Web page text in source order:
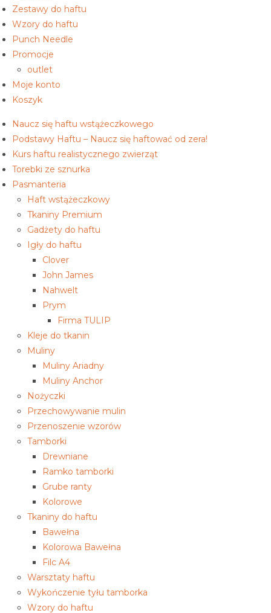
Zestawy do haftu
Wzory do haftu
Punch Needle
Promocje
outlet
Moje konto
Koszyk
Naucz się haftu wstążeczkowego
Podstawy Haftu – Naucz się haftować od zera!
Kurs haftu realistycznego zwierząt
Torebki ze sznurka
Pasmanteria
Haft wstążeczkowy
Tkaniny Premium
Gadżety do haftu
Igły do haftu
Clover
John James
Nahwelt
Prym
Firma TULIP
Kleje do tkanin
Muliny
Muliny Ariadny
Muliny Anchor
Nożyczki
Przechowywanie mulin
Przenoszenie wzorów
Tamborki
Drewniane
Ramko tamborki
Grube ranty
Kolorowe
Tkaniny do haftu
Bawełna
Kolorowa Bawełna
Filc A4
Warsztaty haftu
Wykończenie tyłu tamborka
Wzory do haftu